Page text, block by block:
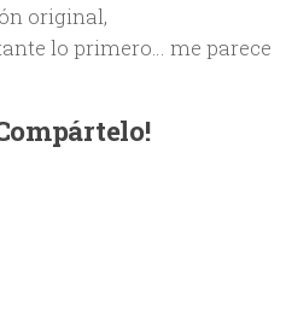
original,
lo primero… me parece